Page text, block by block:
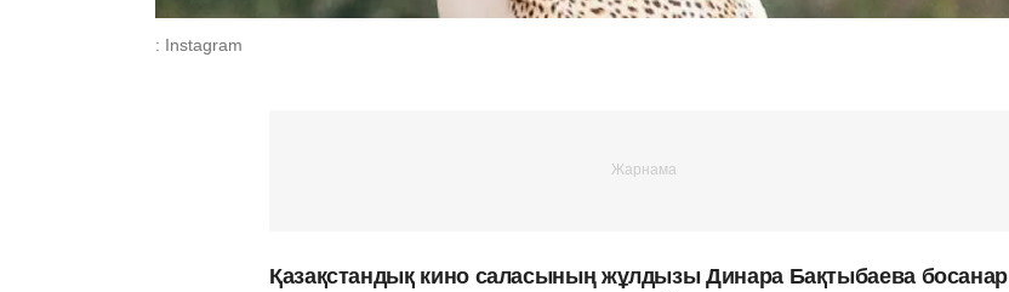
: Instagram
Қазақстандық кино саласының жұлдызы Динара Бақтыбаева босанар